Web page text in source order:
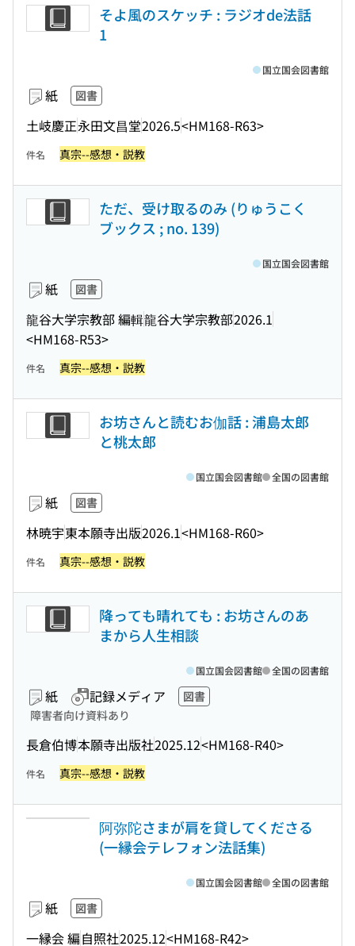
そよ風のスケッチ : ラジオde法話
1
紙 図書
土岐慶正永田文昌堂2026.5<HM168-R63>
国立国会図書館
件名 真宗--感想・説教
ただ、受け取るのみ (りゅうこく
ブックス ; no. 139)
紙 図書
龍谷大学宗教部 編輯龍谷大学宗教部2026.1
<HM168-R53>
国立国会図書館
件名 真宗--感想・説教
お坊さんと読むお伽話 : 浦島太郎
と桃太郎
紙 図書
林暁宇東本願寺出版2026.1<HM168-R60>
国立国会図書館 全国の図書館
件名 真宗--感想・説教
降っても晴れても : お坊さんのあ
まから人生相談
紙 記録メディア
図書
障害者向け資料あり
長倉伯博本願寺出版社2025.12<HM168-R40>
国立国会図書館 全国の図書館
件名 真宗--感想・説教
阿弥陀さまが肩を貸してくださる
(一縁会テレフォン法話集)
紙 図書
一縁会 編自照社2025.12<HM168-R42>
国立国会図書館 全国の図書館